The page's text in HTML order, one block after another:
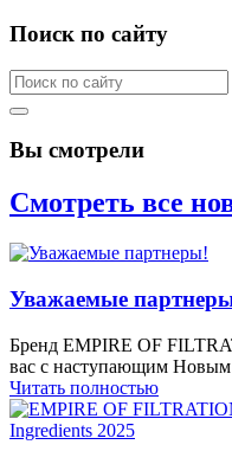
Поиск по сайту
Вы смотрели
Смотреть все
Уважаемые
Бренд EMPIRE OF
вас с наступающим
Читать полностью